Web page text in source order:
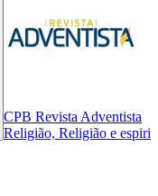
CPB Revista Adventista
Religião, Religião e